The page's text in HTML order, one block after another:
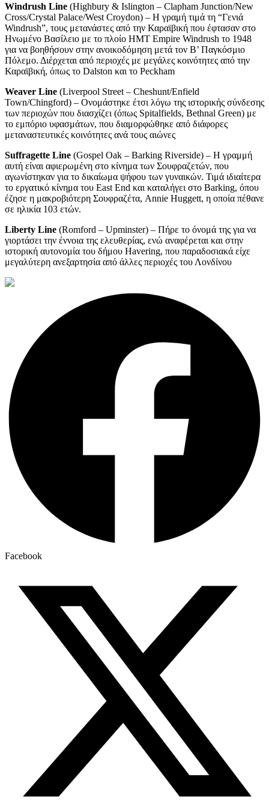
Windrush Line (Highbury & Islington – Clapham Junction/New
Cross/Crystal Palace/West Croydon) – H γραμή τιμά τη “Γενιά
Windrush”, τους μετανάστες από την Καραϊβική που έφτασαν στο
Ηνωμένο Βασίλειο με το πλοίο HMT Empire Windrush το 1948
για να βοηθήσουν στην ανοικοδόμηση μετά τον Β’ Παγκόσμιο
Πόλεμο. Διέρχεται από περιοχές με μεγάλες κοινότητες από την
Καραϊβική, όπως το Dalston και το Peckham
Weaver Line (Liverpool Street – Cheshunt/Enfield
Town/Chingford) – Ονομάστηκε έτσι λόγω της ιστορικής σύνδεσης
των περιοχών που διασχίζει (όπως Spitalfields, Bethnal Green) με
το εμπόριο υφασμάτων, που διαμορφώθηκε από διάφορες
μεταναστευτικές κοινότητες ανά τους αιώνες
Suffragette Line (Gospel Oak – Barking Riverside) – Η γραμμή
αυτή είναι αφιερωμένη στο κίνημα των Σουφραζετών, που
αγωνίστηκαν για το δικαίωμα ψήφου των γυναικών. Τιμά ιδιαίτερα
το εργατικό κίνημα του East End και καταλήγει στο Barking, όπου
έζησε η μακροβιότερη Σουφραζέτα, Annie Huggett, η οποία πέθανε
σε ηλικία 103 ετών.
Liberty Line (Romford – Upminster) – Πήρε το όνομά της για να
γιορτάσει την έννοια της ελευθερίας, ενώ αναφέρεται και στην
ιστορική αυτονομία του δήμου Havering, που παραδοσιακά είχε
μεγαλύτερη ανεξαρτησία από άλλες περιοχές του Λονδίνου
Facebook